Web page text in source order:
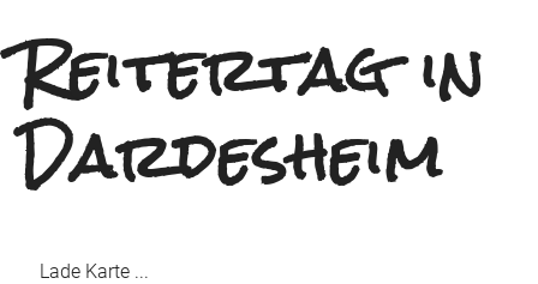
Reitertag in
Dardesheim
Lade Karte ...